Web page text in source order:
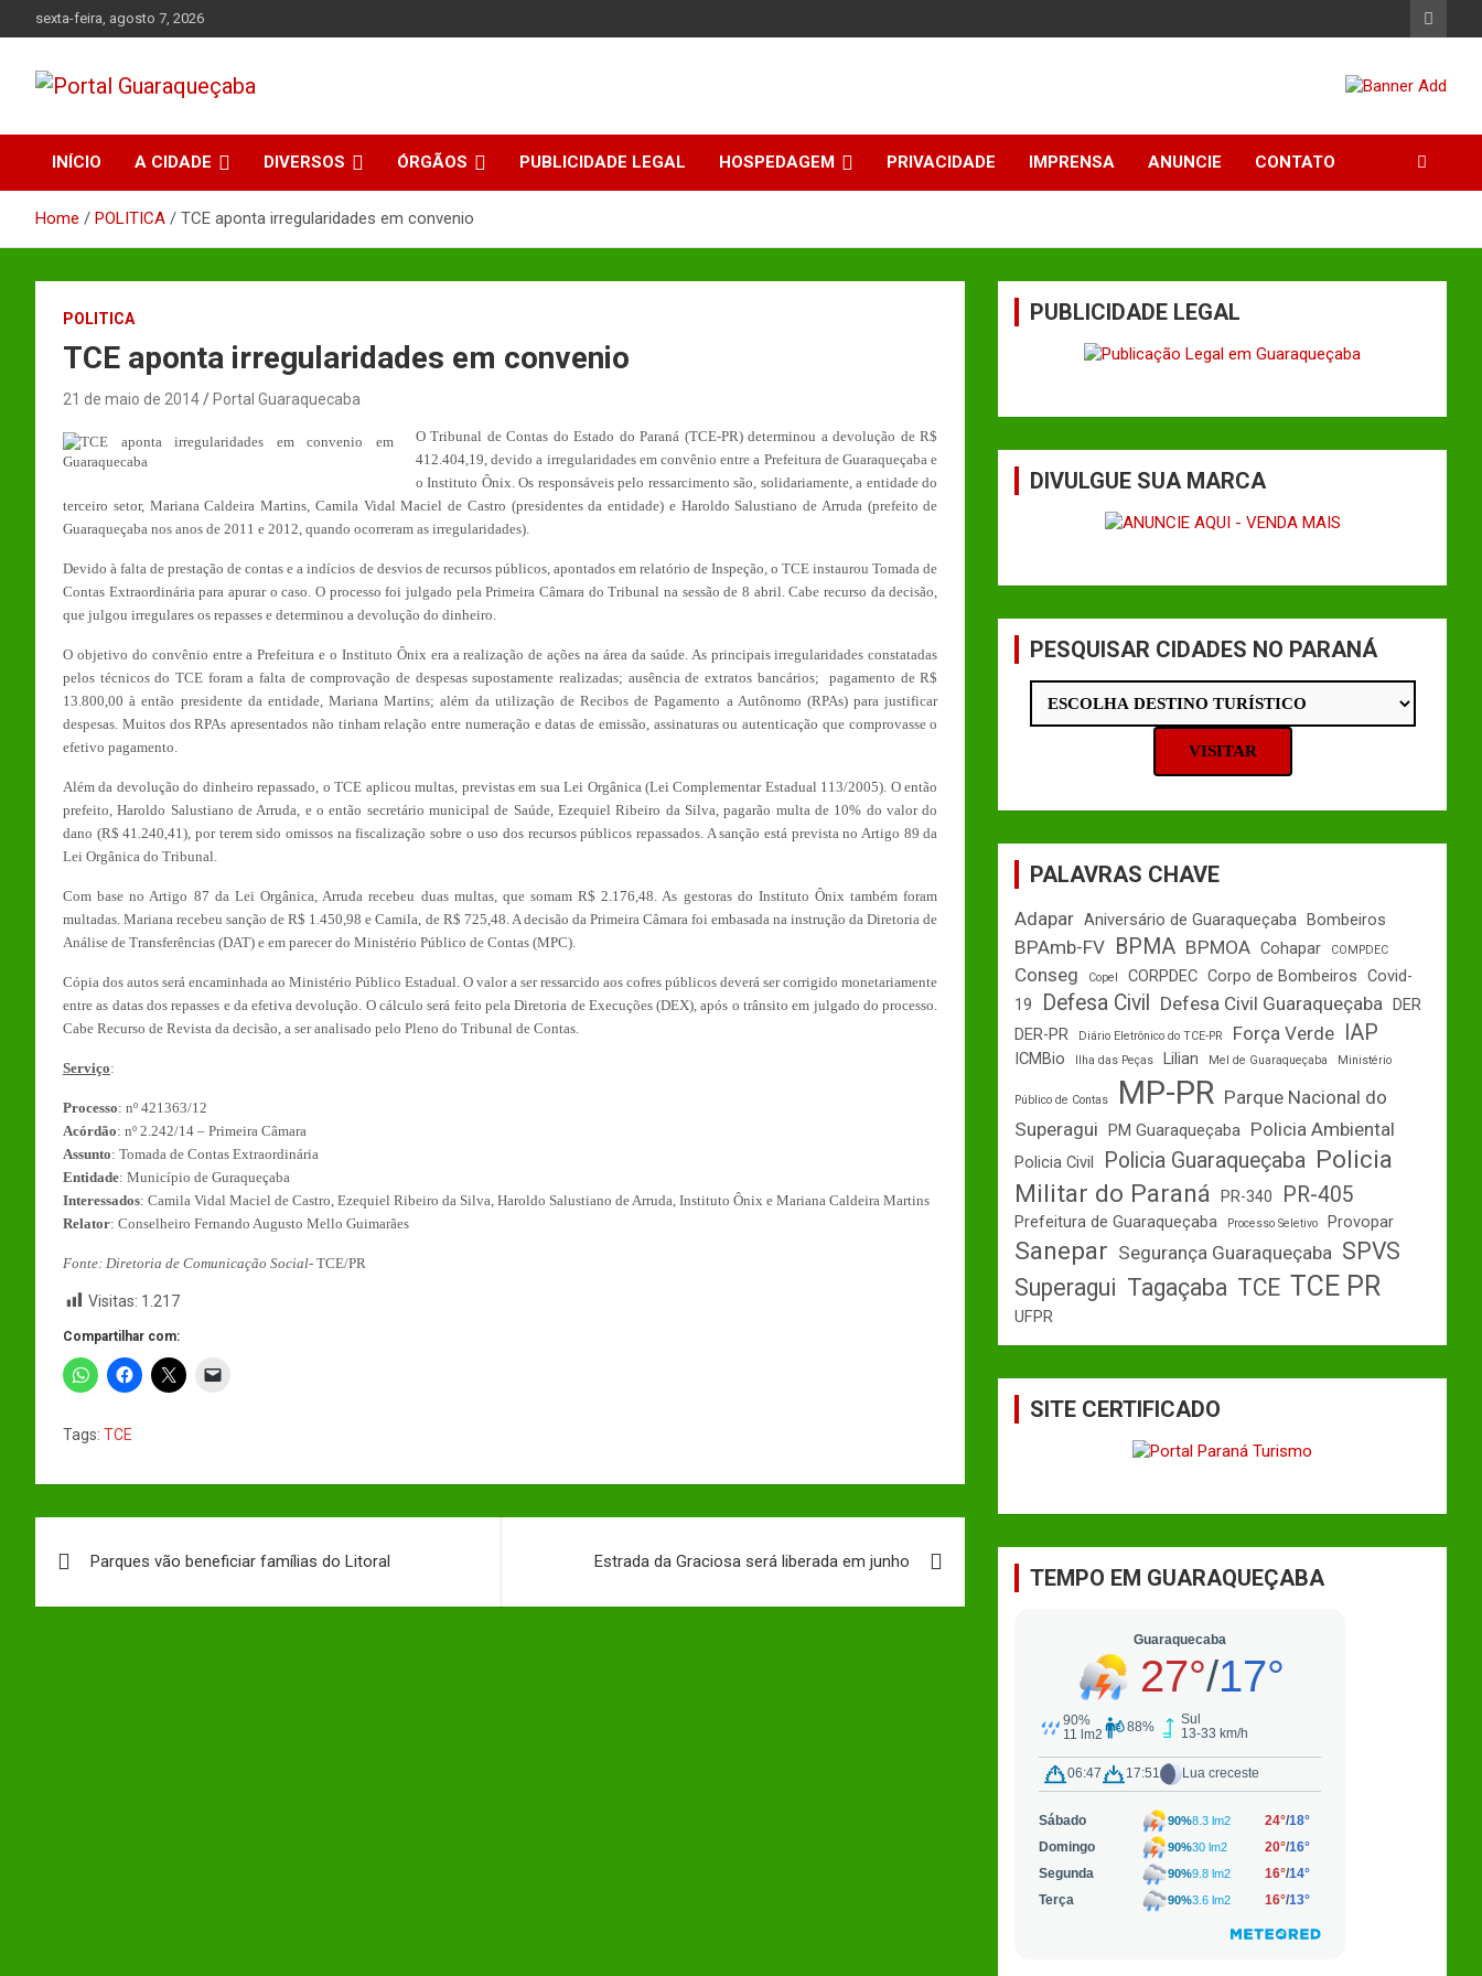
to
sexta-feira, agosto 7, 2026
Portal Guaraqueçaba
INÍCIO A CIDADE DIVERSOS ÓRGÃOS PUBLICIDADE LEGAL HOSPEDAGEM PRIVACIDADE IMPRENSA ANUNCIE CONTATO
Home POLITICA TCE aponta irregularidades em convenio
POLITICA
TCE aponta irregularidades em convenio
21 de maio de 2014 Portal Guaraquecaba
O Tribunal de Contas do Estado do Paraná (TCE-PR) determinou a devolução de R$
412.404,19, devido a irregularidades em convênio entre a Prefeitura de Guaraqueçaba e
o Instituto Ônix. Os responsáveis pelo ressarcimento são, solidariamente, a entidade do
terceiro setor, Mariana Caldeira Martins, Camila Vidal Maciel de Castro (presidentes da entidade) e Haroldo Salustiano de Arruda (prefeito de
Guaraqueçaba nos anos de 2011 e 2012, quando ocorreram as irregularidades).
Devido à falta de prestação de contas e a indícios de desvios de recursos públicos, apontados em relatório de Inspeção, o TCE instaurou Tomada de
Contas Extraordinária para apurar o caso. O processo foi julgado pela Primeira Câmara do Tribunal na sessão de 8 abril. Cabe recurso da decisão,
que julgou irregulares os repasses e determinou a devolução do dinheiro.
O objetivo do convênio entre a Prefeitura e o Instituto Ônix era a realização de ações na área da saúde. As principais irregularidades constatadas
pelos técnicos do TCE foram a falta de comprovação de despesas supostamente realizadas; ausência de extratos bancários; pagamento de R$
13.800,00 à então presidente da entidade, Mariana Martins; além da utilização de Recibos de Pagamento a Autônomo (RPAs) para justificar
despesas. Muitos dos RPAs apresentados não tinham relação entre numeração e datas de emissão, assinaturas ou autenticação que comprovasse o
efetivo pagamento.
Além da devolução do dinheiro repassado, o TCE aplicou multas, previstas em sua Lei Orgânica (Lei Complementar Estadual 113/2005). O então
prefeito, Haroldo Salustiano de Arruda, e o então secretário municipal de Saúde, Ezequiel Ribeiro da Silva, pagarão multa de 10% do valor do
dano (R$ 41.240,41), por terem sido omissos na fiscalização sobre o uso dos recursos públicos repassados. A sanção está prevista no Artigo 89 da
Lei Orgânica do Tribunal.
Com base no Artigo 87 da Lei Orgânica, Arruda recebeu duas multas, que somam R$ 2.176,48. As gestoras do Instituto Ônix também foram
multadas. Mariana recebeu sanção de R$ 1.450,98 e Camila, de R$ 725,48. A decisão da Primeira Câmara foi embasada na instrução da Diretoria de
Análise de Transferências (DAT) e em parecer do Ministério Público de Contas (MPC).
Cópia dos autos será encaminhada ao Ministério Público Estadual. O valor a ser ressarcido aos cofres públicos deverá ser corrigido monetariamente
entre as datas dos repasses e da efetiva devolução. O cálculo será feito pela Diretoria de Execuções (DEX), após o trânsito em julgado do processo.
Cabe Recurso de Revista da decisão, a ser analisado pelo Pleno do Tribunal de Contas.
Serviço:
Processo: nº 421363/12
Acórdão: nº 2.242/14 – Primeira Câmara
Assunto: Tomada de Contas Extraordinária
Entidade: Município de Guraqueçaba
Interessados: Camila Vidal Maciel de Castro, Ezequiel Ribeiro da Silva, Haroldo Salustiano de Arruda, Instituto Ônix e Mariana Caldeira Martins
Relator: Conselheiro Fernando Augusto Mello Guimarães
Fonte: Diretoria de Comunicação Social- TCE/PR
Visitas: 1.217
Compartilhar com:
Tags: TCE
de
Parques vão beneficiar famílias do Litoral Estrada da Graciosa será liberada em junho
PUBLICIDADE LEGAL
DIVULGUE SUA MARCA
PESQUISAR CIDADES NO PARANÁ
PALAVRAS CHAVE
Adapar Aniversário de Guaraqueçaba Bombeiros
BPAmb-FV BPMA BPMOA Cohapar COMPDEC
Conseg Copel CORPDEC Corpo de Bombeiros Covid-
19
Defesa Civil Defesa Civil Guaraqueçaba DER
DER-PR
Diário Eletrônico do TCE-PR Força Verde IAP
ICMBio Ilha das Peças Lilian Mel de Guaraqueçaba Ministério
Público de Contas MP-PR Parque Nacional do
Superagui PM Guaraqueçaba Policia Ambiental
Policia Civil Policia Guaraqueçaba Policia
Militar do Paraná PR-340 PR-405
Prefeitura de Guaraqueçaba Processo Seletivo Provopar
Sanepar Segurança Guaraqueçaba SPVS
Superagui Tagaçaba TCE TCE PR
UFPR
SITE CERTIFICADO
TEMPO EM GUARAQUEÇABA